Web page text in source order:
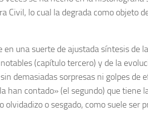
Civil, lo cual la degrada como objeto
una suerte de ajustada síntesis de
(capítulo tercero) y de la
demasiadas sorpresas ni golpes de
han contado» (el segundo) que tiene
o sesgado, como suele ser